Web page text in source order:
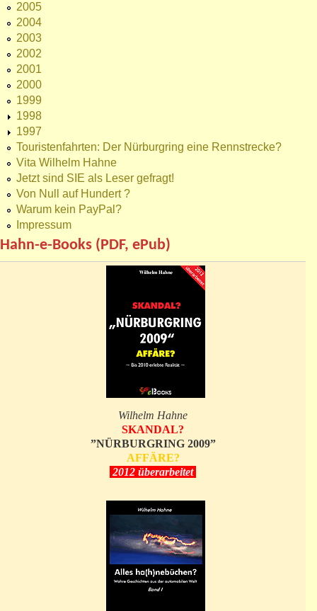
2005
2004
2003
2002
2001
2000
1999
1998
1997
Touristenfahrten: Der Nürburgring eine Rennstrecke?
Vita Wilhelm Hahne
Jetzt sind SIE als Leser gefragt!
Von Null auf Hundert ?
Warum kein PayPal?
Impressum
Hahn-e-Books (PDF, ePub)
Wilhelm Hahne
SKANDAL?
”NÜRBURGRING 2009”
AFFÄRE?
2012 überarbeitet